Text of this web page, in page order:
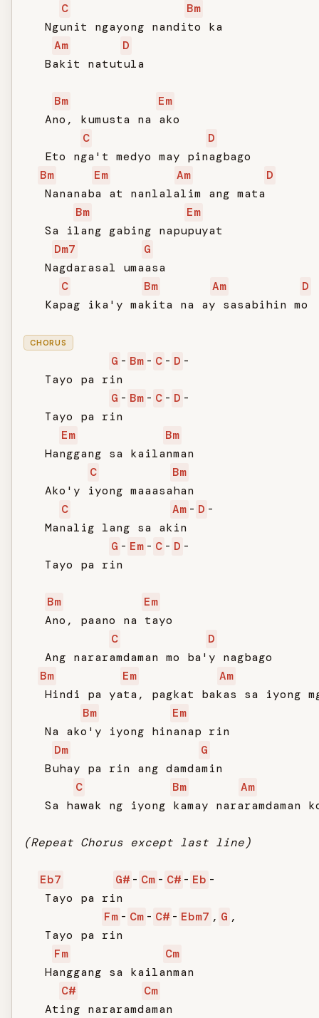
C
Bm
   Ngunit ngayong nandito ka
Am
D
   Bakit natutula
Bm
Em
   Ano, kumusta na ako
C
D
   Eto nga't medyo may pinagbago
Bm
Em Am
D
   Nananaba at nanlalalim ang mata
Bm
Em
   Sa ilang gabing napupuyat
Dm7
G
   Nagdarasal umaasa
C
Bm Am
D
   Kapag ika'y makita na ay sasabihin mo
CHORUS
G - Bm - C - D -
   Tayo pa rin
G - Bm - C - D -
   Tayo pa rin
Em
Bm
   Hanggang sa kailanman
C
Bm
   Ako'y iyong maaasahan
C
Am - D -
   Manalig lang sa akin
G - Em - C - D -
   Tayo pa rin
Bm
Em
   Ano, paano na tayo
C
D
   Ang nararamdaman mo ba'y nagbago
Bm
Em
Am
Hindi pa yata, pagkat bakas sa iyong
Bm
Em
   Na ako'y iyong hinanap rin
Dm
G
   Buhay pa rin ang damdamin
C
Bm
Am
Sa hawak ng iyong kamay nararamdaman
(Repeat Chorus except last line)
Eb7 G# - Cm - C# - Eb -
   Tayo pa rin
Fm - Cm - C# - Ebm7 , G ,
   Tayo pa rin
Fm
Cm
   Hanggang sa kailanman
C#
Cm
   Ating nararamdaman